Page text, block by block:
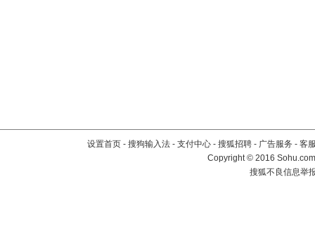
设置首页 - 搜狗输入法 - 支付中心 - 搜狐招聘 - 广告服务 - 客
Copyright©2016
搜狐不良信息举